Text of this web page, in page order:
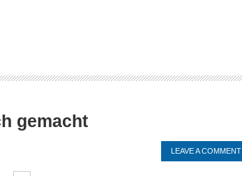
gemacht
LEAVE A COMMENT